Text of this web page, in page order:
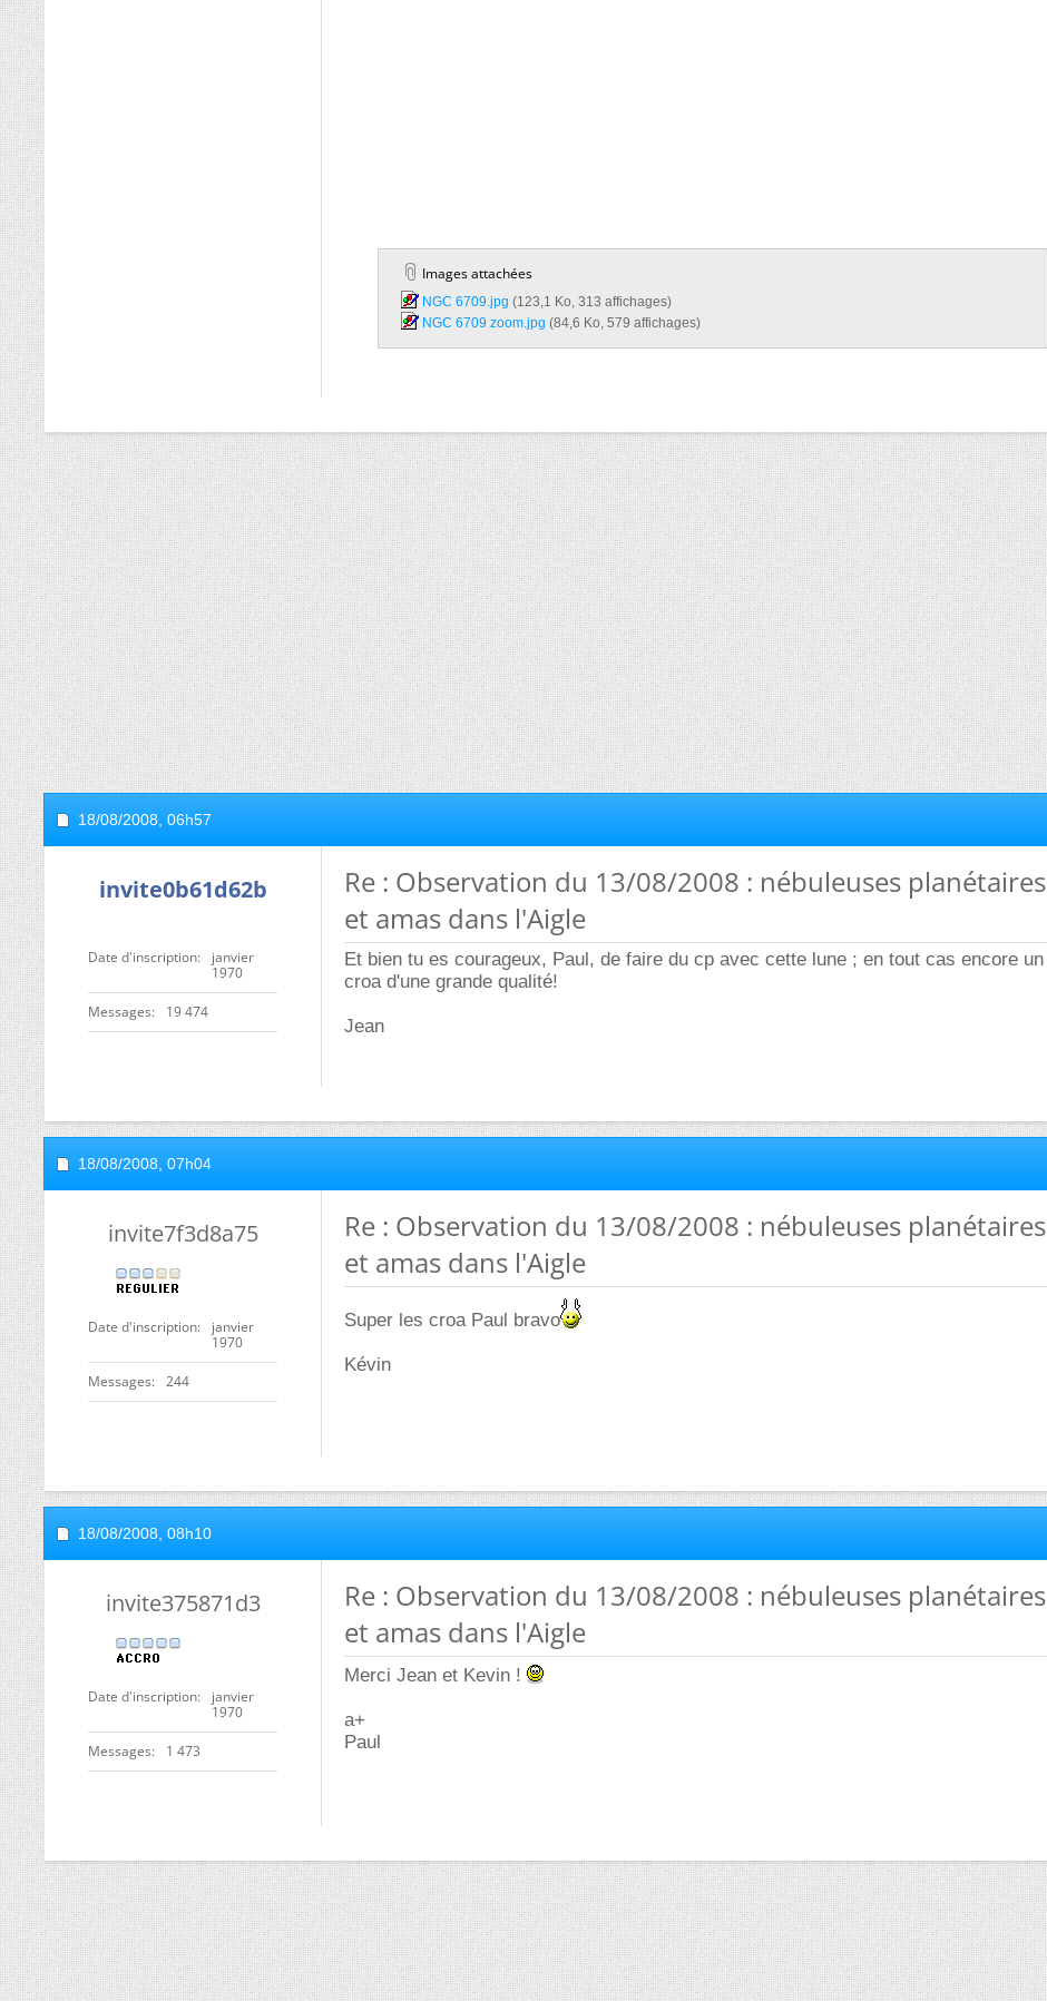
Images attachées
NGC 6709.jpg‎ (123,1 Ko, 313 affichages)
NGC 6709 zoom.jpg‎ (84,6 Ko, 579 affichages)
18/08/2008, 06h57
invite0b61d62b
Date d'inscription
janvier
1970
Messages 19 474
Re : Observation du 13/08/2008 : nébuleuses planétaires
et amas dans l'Aigle
Et bien tu es courageux, Paul, de faire du cp avec cette lune ; en tout cas encore un
croa d'une grande qualité!
Jean
18/08/2008, 07h04
invite7f3d8a75
Date d'inscription
janvier
1970
Messages 244
Re : Observation du 13/08/2008 : nébuleuses planétaires
et amas dans l'Aigle
Super les croa Paul bravo
Kévin
18/08/2008, 08h10
invite375871d3
Date d'inscription
janvier
1970
Messages 1 473
Re : Observation du 13/08/2008 : nébuleuses planétaires
et amas dans l'Aigle
Merci Jean et Kevin !
a+
Paul